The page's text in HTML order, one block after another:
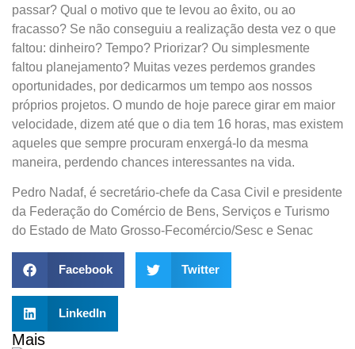
passar? Qual o motivo que te levou ao êxito, ou ao
fracasso? Se não conseguiu a realização desta vez o que
faltou: dinheiro? Tempo? Priorizar? Ou simplesmente
faltou planejamento? Muitas vezes perdemos grandes
oportunidades, por dedicarmos um tempo aos nossos
próprios projetos. O mundo de hoje parece girar em maior
velocidade, dizem até que o dia tem 16 horas, mas existem
aqueles que sempre procuram enxergá-lo da mesma
maneira, perdendo chances interessantes na vida.
Pedro Nadaf, é secretário-chefe da Casa Civil e presidente
da Federação do Comércio de Bens, Serviços e Turismo
do Estado de Mato Grosso-Fecomércio/Sesc e Senac
Facebook Twitter
LinkedIn
Mais